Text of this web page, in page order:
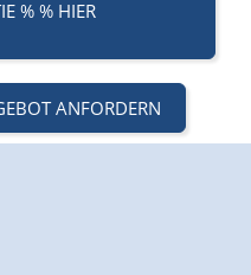
% % HIER
ANFORDERN